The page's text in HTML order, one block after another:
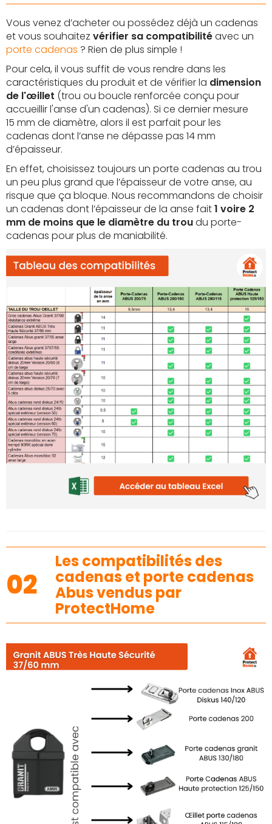
Vous venez d’acheter ou possédez déjà un cadenas
et vous souhaitez vérifier sa compatibilitéavec un
porte cadenas ? Rien de plus simple !
Pour cela, il vous suffit de vous rendre dans les
caractéristiques du produit et de vérifier la dimension
de l'œillet (trou ou boucle renforcée conçu pour
accueillir l'anse d'un cadenas). Si ce dernier mesure
15 mm de diamètre, alors il est parfait pour les
cadenas dont l’anse ne dépasse pas 14 mm
d’épaisseur.
En effet, choisissez toujours un porte cadenas au trou
un peu plus grand que l’épaisseur de votre anse, au
risque que ça bloque. Nous recommandons de choisir
un cadenas dont l’épaisseur de la anse fait1 voire 2
mm de moins que le diamètre du troudu porte-
cadenas pour plus de maniabilité.
02
Les compatibilités des
cadenas et porte cadenas
Abus vendus par
ProtectHome